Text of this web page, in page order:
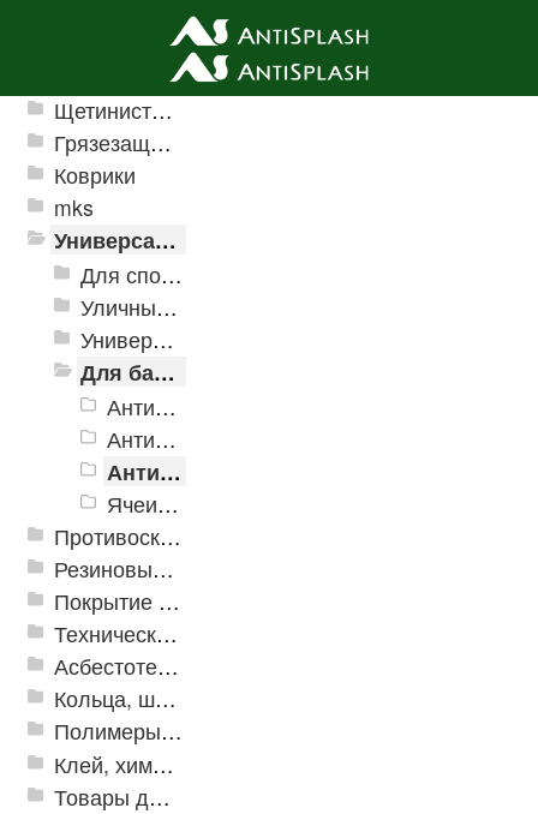
Ячеистые грязезащитные покрытия
Щетинистые покрытия
Грязезащитные, влаговпитывающие покрытия
Коврики
mks
Универсальные модульные покрытия
Для спортивных объектов
Уличные и грязезащитные покрытия
Универсальное напольное покрытие
Для бассейнов и аквапарков
Антискользящее дренажное покрытие Aqua
Антискользящее дренажное покрытие Aqua Marine
Антискользящее дренажное покрытие Aqua Stone
Ячеистые модульное покрытие Ultima
Противоскользящая защита для лестниц, профили, ленты
Резиновые и ПВХ дорожки
Покрытие из резиновой крошки
Техническая резина
Асбестотехнические и теплоизоляционные материалы
Кольца, шайбы, манжеты
Полимеры и пластики
Клей, химия, сопутствующие товары
Товары для дома